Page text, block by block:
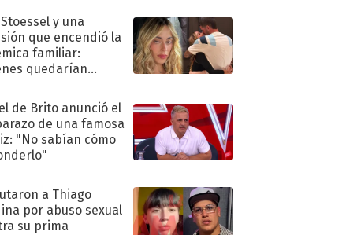
y una
que encendió la
familiar:
quedarían
de Brito anunció el
de una famosa
"No sabían cómo
a Thiago
por abuso sexual
su prima